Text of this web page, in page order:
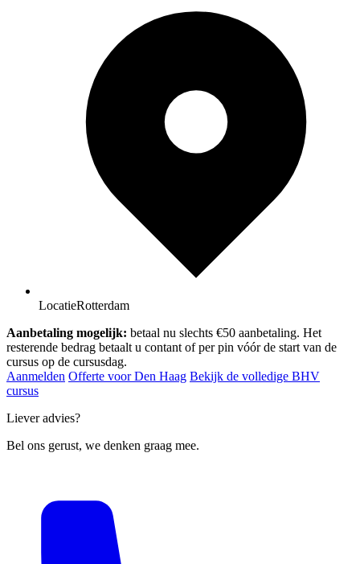
LocatieRotterdam
Aanbetaling mogelijk: betaal nu slechts €50 aanbetaling. Het
resterende bedrag betaalt u contant of per pin vóór de start van de
cursus op de cursusdag.
Aanmelden Offerte voor Den Haag Bekijk de volledige BHV
cursus
Liever advies?
Bel ons gerust, we denken graag mee.